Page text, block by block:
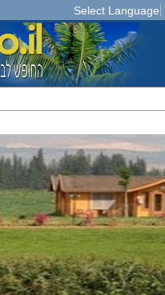
Select Language